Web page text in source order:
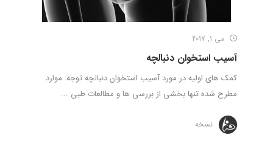
می 1, 2017
آسیب استخوان دنبالچه
کمک های اولیه در مورد آسیب استخوان دنبالچه توجه: موارد
مطرح شده تنها بخشی از بررسی ها و مطالعات طبی ...
نسخه